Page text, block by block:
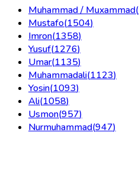
Muhammad / Muxammad(
Mustafo(1504)
Imron(1358)
Yusuf(1276)
Umar(1135)
Muhammadali(1123)
Yosin(1093)
Ali(1058)
Usmon(957)
Nurmuhammad(947)